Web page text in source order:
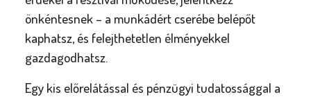
önkéntesnek – a munkádért cserébe belépőt
kaphatsz, és felejthetetlen élményekkel
gazdagodhatsz.
Egy kis előrelátással és pénzügyi tudatossággal a